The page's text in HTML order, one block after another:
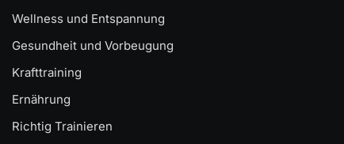
Wellness und Entspannung
Gesundheit und Vorbeugung
Krafttraining
Ernährung
Richtig Trainieren